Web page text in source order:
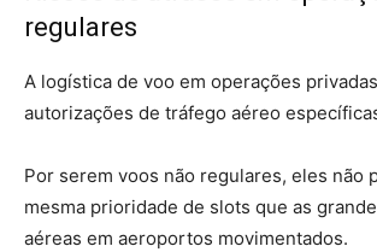
regulares
A logística de voo em operações
autorizações de tráfego aéreo
Por serem voos não regulares, eles não
mesma prioridade de slots que as
aéreas em aeroportos movimentados.